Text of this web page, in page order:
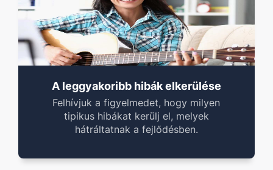
A leggyakoribb hibák elkerülése
Felhívjuk a figyelmedet, hogy milyen
tipikus hibákat kerülj el, melyek
hátráltatnak a fejlődésben.